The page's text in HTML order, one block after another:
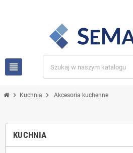
view_headline
chevron_right Kuchnia chevron_right Akcesoria kuchenne
KUCHNIA